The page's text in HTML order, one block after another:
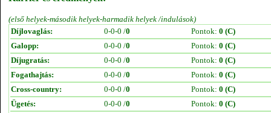
(első helyek-második helyek-harmadik helyek /indulások)
Díjlovaglás:
0-0-0 /0 Pontok: 0 (C)
Galopp:
0-0-0 /0 Pontok: 0 (C)
Díjugratás:
0-0-0 /0 Pontok: 0 (C)
Fogathajtás:
0-0-0 /0 Pontok: 0 (C)
Cross-country:
0-0-0 /0 Pontok: 0 (C)
Ügetés:
0-0-0 /0 Pontok: 0 (C)